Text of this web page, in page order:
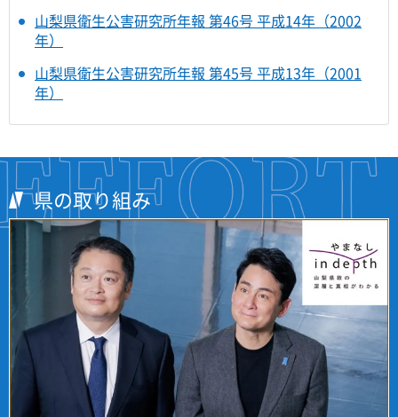
山梨県衛生公害研究所年報 第46号 平成14年（2002
年）
山梨県衛生公害研究所年報 第45号 平成13年（2001
年）
県の取り組み